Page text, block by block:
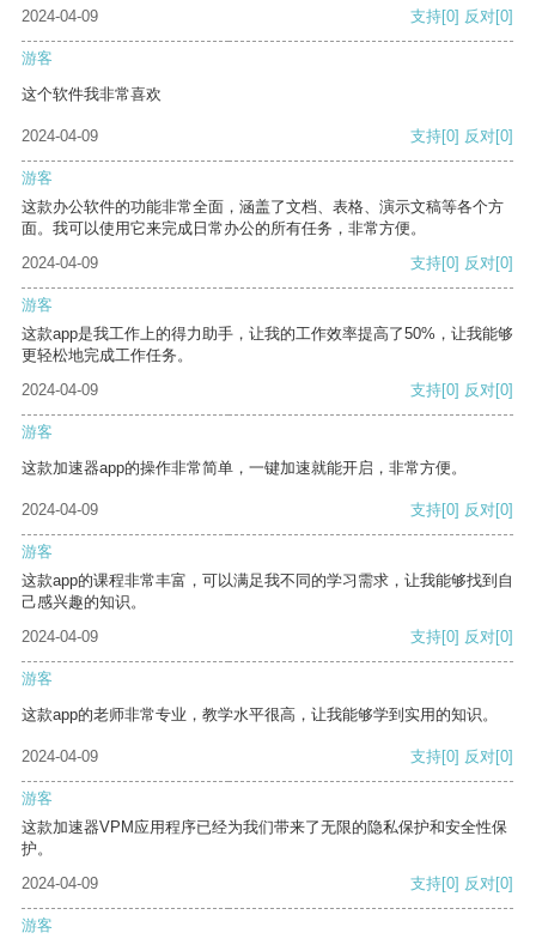
2024-04-09 支持[0] 反对[0]
游客
这个软件我非常喜欢
2024-04-09 支持[0] 反对[0]
游客
这款办公软件的功能非常全面，涵盖了文档、表格、演示文稿等各个方
面。我可以使用它来完成日常办公的所有任务，非常方便。
2024-04-09
支持[0] 反对[0]
游客
这款app是我工作上的得力助手，让我的工作效率提高了50%，让我能够
更轻松地完成工作任务。
2024-04-09
支持[0] 反对[0]
游客
这款加速器app的操作非常简单，一键加速就能开启，非常方便。
2024-04-09 支持[0] 反对[0]
游客
这款app的课程非常丰富，可以满足我不同的学习需求，让我能够找到自
己感兴趣的知识。
2024-04-09
支持[0] 反对[0]
游客
这款app的老师非常专业，教学水平很高，让我能够学到实用的知识。
2024-04-09 支持[0] 反对[0]
游客
这款加速器VPM应用程序已经为我们带来了无限的隐私保护和安全性保
护。
2024-04-09
支持[0] 反对[0]
游客